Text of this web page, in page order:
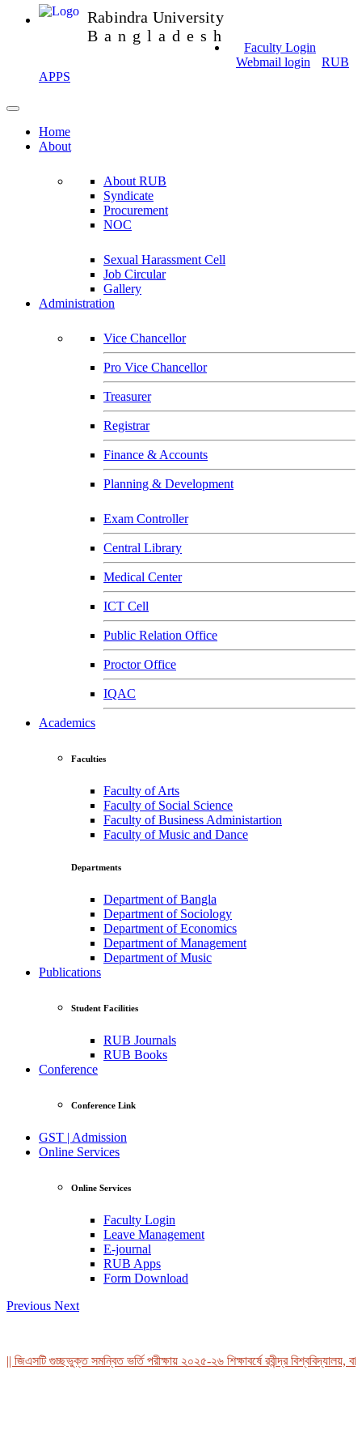
Rabindra University
Bangladesh
Faculty Login
Webmail login
RUB
APPS
Home
About
About RUB
Syndicate
Procurement
NOC
Sexual Harassment Cell
Job Circular
Gallery
Administration
Vice Chancellor
Pro Vice Chancellor
Treasurer
Registrar
Finance & Accounts
Planning & Development
Exam Controller
Central Library
Medical Center
ICT Cell
Public Relation Office
Proctor Office
IQAC
Academics
Faculties
Faculty of Arts
Faculty of Social Science
Faculty of Business Administartion
Faculty of Music and Dance
Departments
Department of Bangla
Department of Sociology
Department of Economics
Department of Management
Department of Music
Publications
Student Facilities
RUB Journals
RUB Books
Conference
Conference Link
GST | Admission
Online Services
Online Services
Faculty Login
Leave Management
E-journal
RUB Apps
Form Download
Previous Next
জিএসটি গুচ্ছভুক্ত সমন্বিত ভর্তি পরীক্ষায় ২০২৫-২৬ শিক্ষাবর্ষে রবীন্দ্র বিশ্ববিদ্যালয়,